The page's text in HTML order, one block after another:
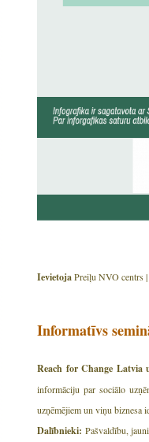
IevietojaPreiļu NVO centrs |
Informatīvs
Reach for Change Latvia
informāciju par sociālo
uzņēmējiem un viņu biznesa
Dalībnieki: Pašvaldību,